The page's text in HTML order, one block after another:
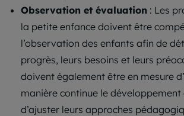
Observation et évaluation : Les
la petite enfance doivent être
l’observation des enfants afin de
progrès, leurs besoins et leurs
doivent également être en mesure
manière continue le
d’ajuster leurs approches